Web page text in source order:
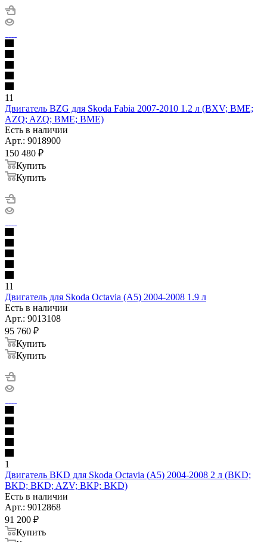
11
Двигатель BZG для Skoda Fabia 2007-2010 1.2 л (BXV; BME;
AZQ; AZQ; BME; BME)
Есть в наличии
Арт.: 9018900
150 480 ₽
Купить
Купить
11
Двигатель для Skoda Octavia (A5) 2004-2008 1.9 л
Есть в наличии
Арт.: 9013108
95 760 ₽
Купить
Купить
1
Двигатель BKD для Skoda Octavia (A5) 2004-2008 2 л (BKD;
BKD; BKD; AZV; BKP; BKD)
Есть в наличии
Арт.: 9012868
91 200 ₽
Купить